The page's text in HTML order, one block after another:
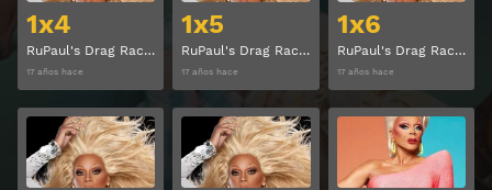
1x4
RuPaul's Drag Race Temporada 1 Capitulo 4
17 años hace
1x5
RuPaul's Drag Race Temporada 1 Capitulo 5
17 años hace
1x6
RuPaul's Drag Race Temporada 1 Capitulo 6
17 años hace
Ver